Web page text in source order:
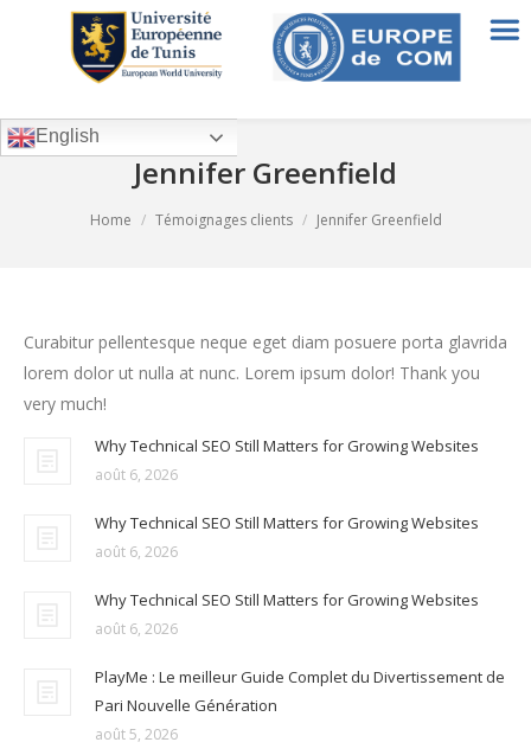
Jennifer Greenfield
You are here:
Home Témoignages clients Jennifer Greenfield
Curabitur pellentesque neque eget diam posuere porta glavrida
lorem dolor ut nulla at nunc. Lorem ipsum dolor! Thank you
very much!
Why Technical SEO Still Matters for Growing Websites
août 6, 2026
Why Technical SEO Still Matters for Growing Websites
août 6, 2026
Why Technical SEO Still Matters for Growing Websites
août 6, 2026
PlayMe : Le meilleur Guide Complet du Divertissement de
Pari Nouvelle Génération
août 5, 2026
English